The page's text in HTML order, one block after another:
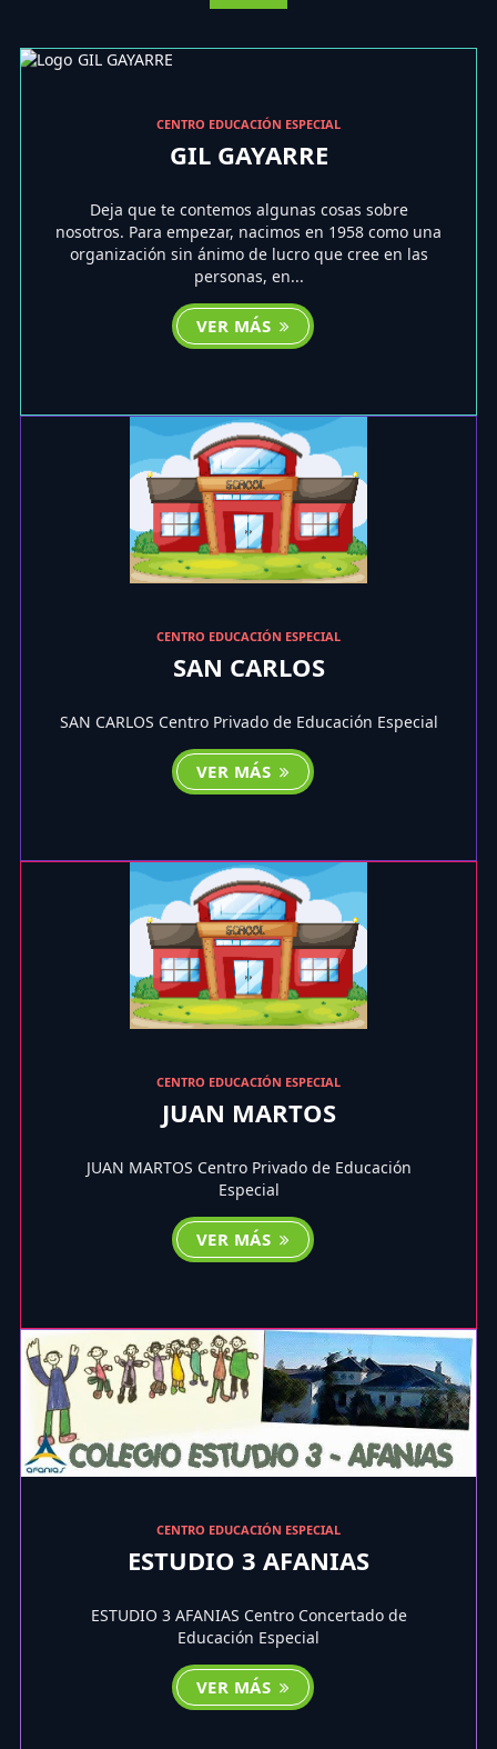
CENTRO EDUCACIÓN ESPECIAL
GIL GAYARRE
Deja que te contemos algunas cosas sobre
nosotros. Para empezar, nacimos en 1958 como una
organización sin ánimo de lucro que cree en las
personas, en...
VER MÁS
CENTRO EDUCACIÓN ESPECIAL
SAN CARLOS
SAN CARLOS Centro Privado de Educación Especial
VER MÁS
CENTRO EDUCACIÓN ESPECIAL
JUAN MARTOS
JUAN MARTOS Centro Privado de Educación
Especial
VER MÁS
CENTRO EDUCACIÓN ESPECIAL
ESTUDIO 3 AFANIAS
ESTUDIO 3 AFANIAS Centro Concertado de
Educación Especial
VER MÁS